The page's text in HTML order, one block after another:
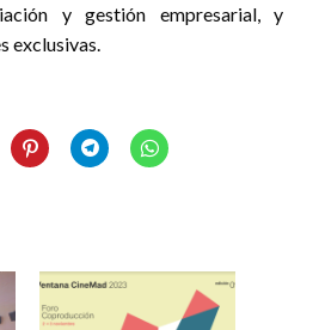
y gestión empresarial, y
exclusivas.